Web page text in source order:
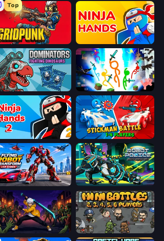
Top
Ninja Hands
Dominators: Fighting Dinosaurs Stickman Epic
Ninja Hands 2 Stickman battle 1-4 Players
Flying Robot Transform Car Games Robot Police Iron Panther
Sword Master: Shadow Hunter MiniBattles